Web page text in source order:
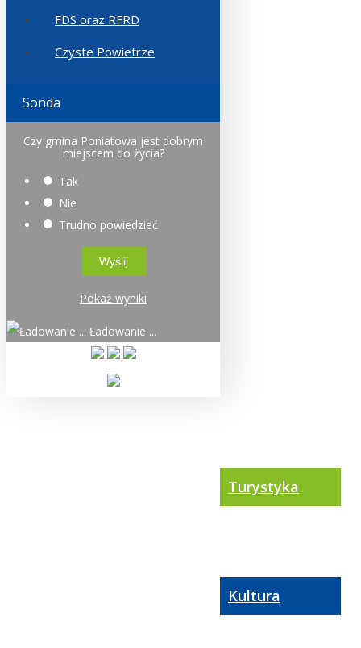
FDS oraz RFRD
Czyste Powietrze
Sonda
Czy gmina Poniatowa jest dobrym
miejscem do życia?
Tak
Nie
Trudno powiedzieć
Pokaż wyniki
Ładowanie ...
Turystyka
Kultura